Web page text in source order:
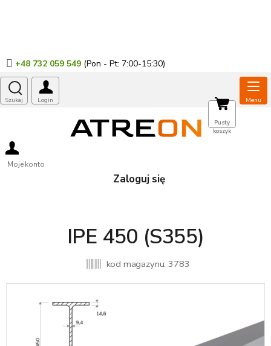
+48 732 059 549
Moje konto
Zaloguj się
KOSZYK
Pusty
koszyk
IPE 450 (S355)
kod magazynu: 3783